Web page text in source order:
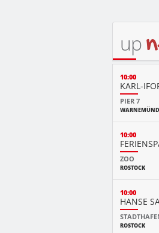
up
10:00
KARL-
PIER 7
10:00
ZOO
ROSTOCK
10:00
HANSE
ROSTOCK